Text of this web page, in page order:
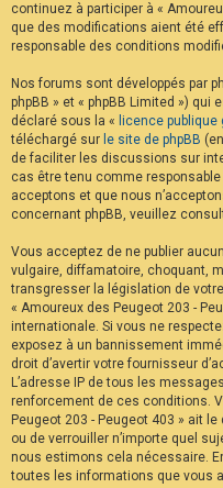
F
A
Q
continuez à participer à «
que des modifications aient été
responsable des conditions
Nos forums sont développés par
phpBB » et « phpBB Limited »)
déclaré sous la « licence publique
téléchargé sur le site de phpBB
de faciliter les discussions sur
cas être tenu comme
acceptons et que nous
concernant phpBB, veuillez
Vous acceptez de ne publier
vulgaire, diffamatoire, choquant,
transgresser la législation de
« Amoureux des Peugeot 203 -
internationale. Si vous ne
exposez à un bannissement
droit d’avertir votre fournisseur
L’adresse IP de tous les
renforcement de ces conditions.
Peugeot 203 - Peugeot 403 » ait
ou de verrouiller n’importe quel
nous estimons cela nécessaire.
toutes les informations que vous